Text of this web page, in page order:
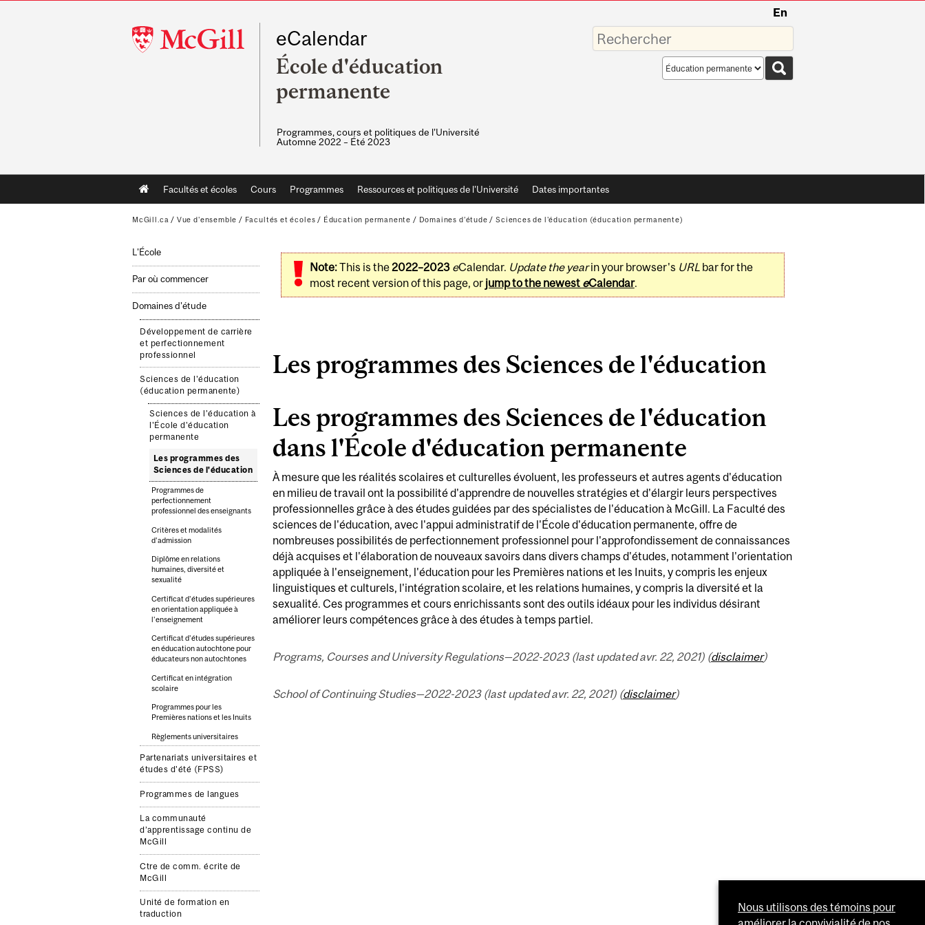
McGill
University
En
eCalendar
École d'éducation
permanente
Programmes, cours et politiques de l'Université
Automne 2022 – Été 2023
Saisissez
vos
mots-
Search
scope
Main
navigation
Facultés et écoles Cours Programmes Ressources et politiques de l'Université Dates importantes
McGill.ca / Vue d'ensemble / Facultés et écoles / Éducation permanente / Domaines d’étude /Sciences de l'éducation (éducation permanente)
L'École
Par où commencer
Domaines d’étude
Développement de carrière
et perfectionnement
professionnel
Sciences de l'éducation
(éducation permanente)
Sciences de l'éducation à
l'École d'éducation
permanente
Les programmes des
Sciences de l'éducation
Programmes de
perfectionnement
professionnel des enseignants
Critères et modalités
d'admission
Diplôme en relations
humaines, diversité et
sexualité
Certificat d'études supérieures
en orientation appliquée à
l'enseignement
Certificat d'études supérieures
en éducation autochtone pour
éducateurs non autochtones
Certificat en intégration
scolaire
Programmes pour les
Premières nations et les Inuits
Règlements universitaires
Partenariats universitaires et
études d'été (FPSS)
Programmes de langues
La communauté
d’apprentissage continu de
McGill
Ctre de comm. écrite de
McGill
Unité de formation en
traduction
Note:This is the2022–2023 eCalendar. Update the yearin your browser's URLbar for the
most recent version of this page, or jump to the newest eCalendar.
Les programmes des Sciences de l'éducation
Les programmes des Sciences de l'éducation
dans l'École d'éducation permanente
À mesure que les réalités scolaires et culturelles évoluent, les professeurs et autres agents d'éducation
en milieu de travail ont la possibilité d'apprendre de nouvelles stratégies et d'élargir leurs perspectives
professionnelles grâce à des études guidées par des spécialistes de l'éducation à McGill. La Faculté des
sciences de l'éducation, avec l'appui administratif de l'École d'éducation permanente, offre de
nombreuses possibilités de perfectionnement professionnel pour l'approfondissement de connaissances
déjà acquises et l'élaboration de nouveaux savoirs dans divers champs d'études, notamment l'orientation
appliquée à l'enseignement, l'éducation pour les Premières nations et les Inuits, y compris les enjeux
linguistiques et culturels, l'intégration scolaire, et les relations humaines, y compris la diversité et la
sexualité. Ces programmes et cours enrichissants sont des outils idéaux pour les individus désirant
améliorer leurs compétences grâce à des études à temps partiel.
Programs, Courses and University Regulations—2022-2023 (last updated avr. 22, 2021) (disclaimer)
School of Continuing Studies—2022-2023 (last updated avr. 22, 2021) (disclaimer)
Nous utilisons des témoins pour